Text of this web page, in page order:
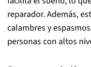
reparador. Además,
calambres y
personas con altos